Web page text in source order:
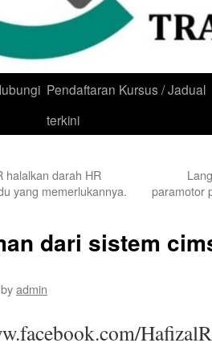
Pendaftaran Kursus / Jadual
terkini
halalkan darah HR
yang memerlukannya.
paramotor
dari sistem
byadmin